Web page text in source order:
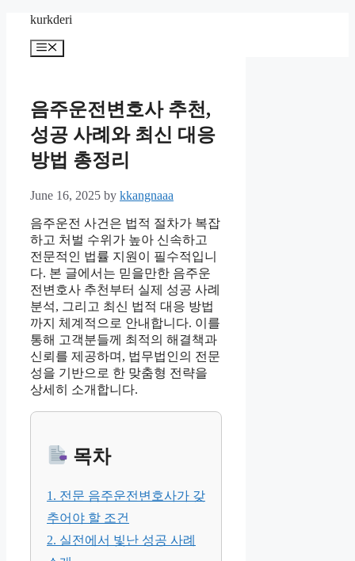
content
kurkderi
Menu
음주운전변호사 추천,
성공 사례와 최신 대응
방법 총정리
June 16, 2025 by kkangnaaa
음주운전 사건은 법적 절차가 복잡
하고 처벌 수위가 높아 신속하고
전문적인 법률 지원이 필수적입니
다. 본 글에서는 믿을만한 음주운
전변호사 추천부터 실제 성공 사례
분석, 그리고 최신 법적 대응 방법
까지 체계적으로 안내합니다. 이를
통해 고객분들께 최적의 해결책과
신뢰를 제공하며, 법무법인의 전문
성을 기반으로 한 맞춤형 전략을
상세히 소개합니다.
목차
1. 전문 음주운전변호사가 갖
추어야 할 조건
2. 실전에서 빛난 성공 사례